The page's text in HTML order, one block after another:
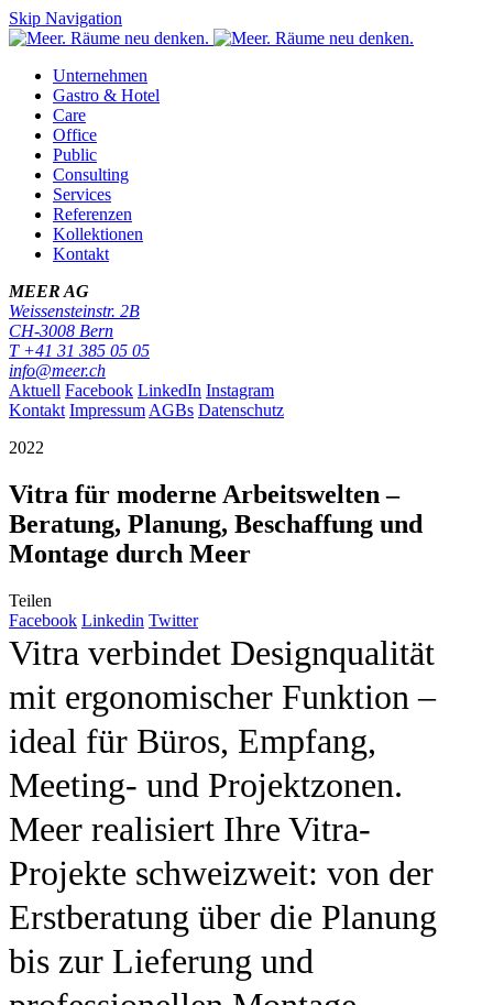
Skip Navigation
Unternehmen
Gastro & Hotel
Care
Office
Public
Consulting
Services
Referenzen
Kollektionen
Kontakt
MEER AG
Weissensteinstr. 2B
CH-3008 Bern
T +41 31 385 05 05
info@meer.ch
Aktuell Facebook LinkedIn Instagram
Kontakt Impressum AGBs Datenschutz
2022
Vitra für moderne Arbeitswelten –
Beratung, Planung, Beschaffung und
Montage durch Meer
Teilen
Facebook Linkedin Twitter
Vitra verbindet Designqualität
mit ergonomischer Funktion –
ideal für Büros, Empfang,
Meeting- und Projektzonen.
Meer realisiert Ihre Vitra-
Projekte schweizweit: von der
Erstberatung über die Planung
bis zur Lieferung und